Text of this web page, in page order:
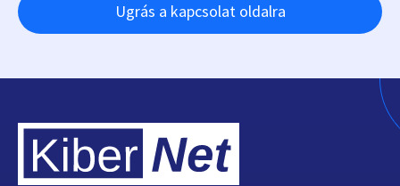
Ugrás a kapcsolat oldalra